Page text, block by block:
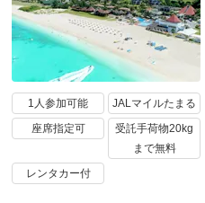
1人参加可能
JALマイルたまる
座席指定可
受託手荷物20kg
まで無料
レンタカー付